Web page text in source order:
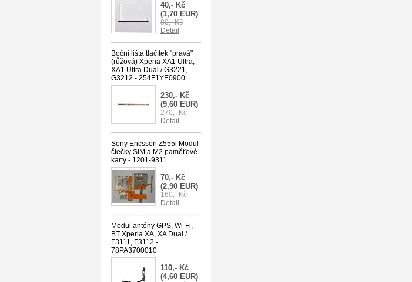
40,- Kč
(1,70 EUR)
80,- Kč
Detail
Boční lišta tlačítek "pravá"
(růžová) Xperia XA1 Ultra,
XA1 Ultra Dual / G3221,
G3212 - 254F1YE0900
230,- Kč
(9,60 EUR)
270,- Kč
Detail
Sony Ericsson Z555i Modul
čtečky SIM a M2 paměťové
karty - 1201-9311
70,- Kč
(2,90 EUR)
160,- Kč
Detail
Modul antény GPS, Wi-Fi,
BT Xperia XA, XA Dual /
F3111, F3112 -
78PA3700010
110,- Kč
(4,60 EUR)